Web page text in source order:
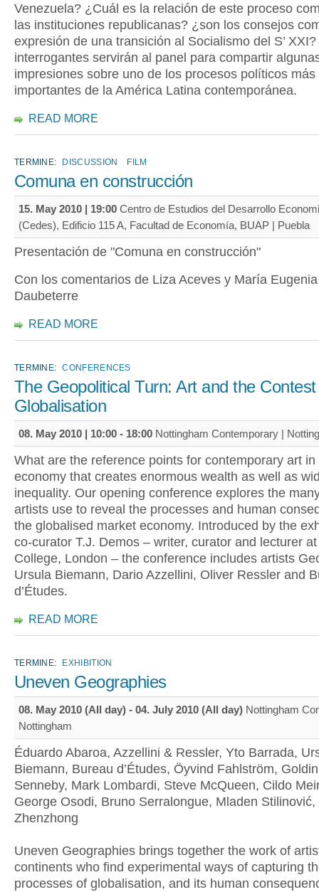
Venezuela? ¿Cuál es la relación de este proceso
las instituciones republicanas? ¿son los consejos
expresión de una transición al Socialismo del S’
interrogantes servirán al panel para compartir
impresiones sobre uno de los procesos políticos más
importantes de la América Latina contemporánea.
READ MORE
TERMINE: DISCUSSION FILM
Comuna en construcción
15. May 2010 | 19:00 Centro de Estudios del Desarrollo
(Cedes), Edificio 115 A, Facultad de Economía, BUAP | Puebla
Presentación de "Comuna en construcción"
Con los comentarios de Liza Aceves y María Eugenia
Daubeterre
READ MORE
TERMINE: CONFERENCES
The Geopolitical Turn: Art and the
Globalisation
08. May 2010 | 10:00 - 18:00 Nottingham Contemporary |
What are the reference points for contemporary art in
economy that creates enormous wealth as well as
inequality. Our opening conference explores the
artists use to reveal the processes and human
the globalised market economy. Introduced by the
co-curator T.J. Demos – writer, curator and lecturer
College, London – the conference includes artists
Ursula Biemann, Dario Azzellini, Oliver Ressler and
d’Études.
READ MORE
TERMINE: EXHIBITION
Uneven Geographies
08. May 2010 (All day) - 04. July 2010 (All day) Nottingham
Nottingham
Éduardo Abaroa, Azzellini & Ressler, Yto Barrada,
Biemann, Bureau d’Études, Öyvind Fahlström,
Senneby, Mark Lombardi, Steve McQueen, Cildo
George Osodi, Bruno Serralongue, Mladen Stilinović,
Zhenzhong
Uneven Geographies brings together the work of
continents who find experimental ways of capturing
processes of globalisation, and its human